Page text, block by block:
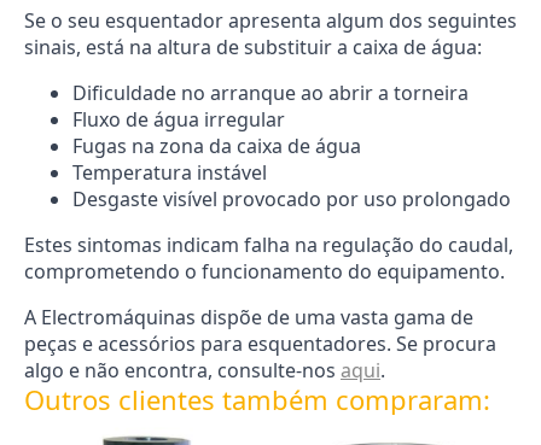
Se o seu esquentador apresenta algum dos seguintes
sinais, está na altura de substituir a caixa de água:
Dificuldade no arranque ao abrir a torneira
Fluxo de água irregular
Fugas na zona da caixa de água
Temperatura instável
Desgaste visível provocado por uso prolongado
Estes sintomas indicam falha na regulação do caudal,
comprometendo o funcionamento do equipamento.
A Electromáquinas dispõe de uma vasta gama de
peças e acessórios para esquentadores. Se procura
algo e não encontra, consulte-nos aqui.
Outros clientes também compraram: